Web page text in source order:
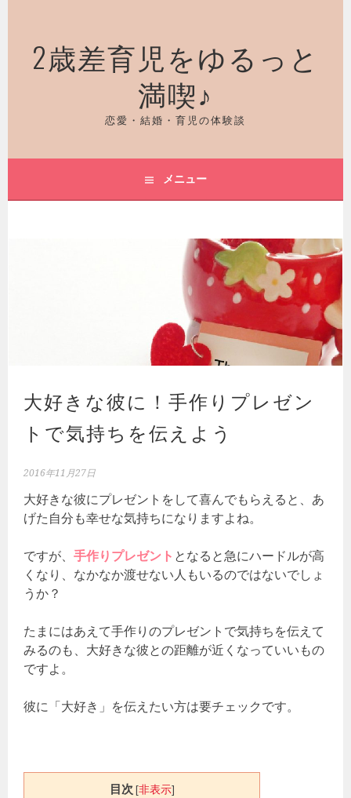
ッ
2歳差育児をゆるっと
満喫♪
恋愛・結婚・育児の体験談
メニュー
大好きな彼に！手作りプレゼン
トで気持ちを伝えよう
2016年11月27日
大好きな彼にプレゼントをして喜んでもらえると、あ
げた自分も幸せな気持ちになりますよね。
ですが、手作りプレゼント となると急にハードルが高
くなり、なかなか渡せない人もいるのではないでしょ
うか？
たまにはあえて手作りのプレゼントで気持ちを伝えて
みるのも、大好きな彼との距離が近くなっていいもの
ですよ。
彼に「大好き」を伝えたい方は要チェックです。
目次 [非表示]